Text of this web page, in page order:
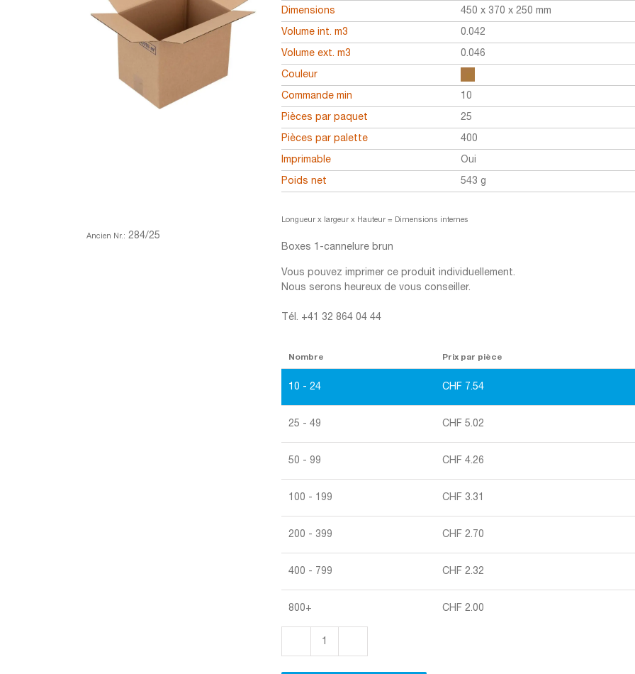
Ancien Nr.: 284/25
Dimensions 450 x 370 x 250 mm
Volume int. m3 0.042
Volume ext. m3 0.046
Couleur
Commande min 10
Pièces par paquet 25
Pièces par palette 400
Imprimable Oui
Poids net 543 g
Longueur x largeur x Hauteur = Dimensions internes
Boxes 1-cannelure brun
Vous pouvez imprimer ce produit individuellement.
Nous serons heureux de vous conseiller.
Tél. +41 32 864 04 44
Nombre Prix par pièce
10 - 24 CHF 7.54
25 - 49 CHF 5.02
50 - 99 CHF 4.26
100 - 199 CHF 3.31
200 - 399 CHF 2.70
400 - 799 CHF 2.32
800+ CHF 2.00